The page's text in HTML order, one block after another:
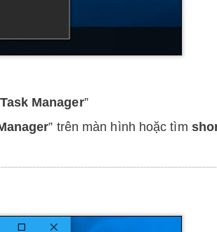
Task Manager”
” trên màn hình hoặc tìm